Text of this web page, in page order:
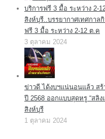
สิงห์บุรี..บรรยากาศเทศกาล
ฟรี 3 มื้อ ระหว่าง 2-12 ต.ค
3 ตุลาคม 2024
ข่าวดี ได้งบฯแน่นอนแล้ว สร้
ปี 2568 ออกแบบสุดหรู “สลิ
สิงห์บุรี
1 ตุลาคม 2024